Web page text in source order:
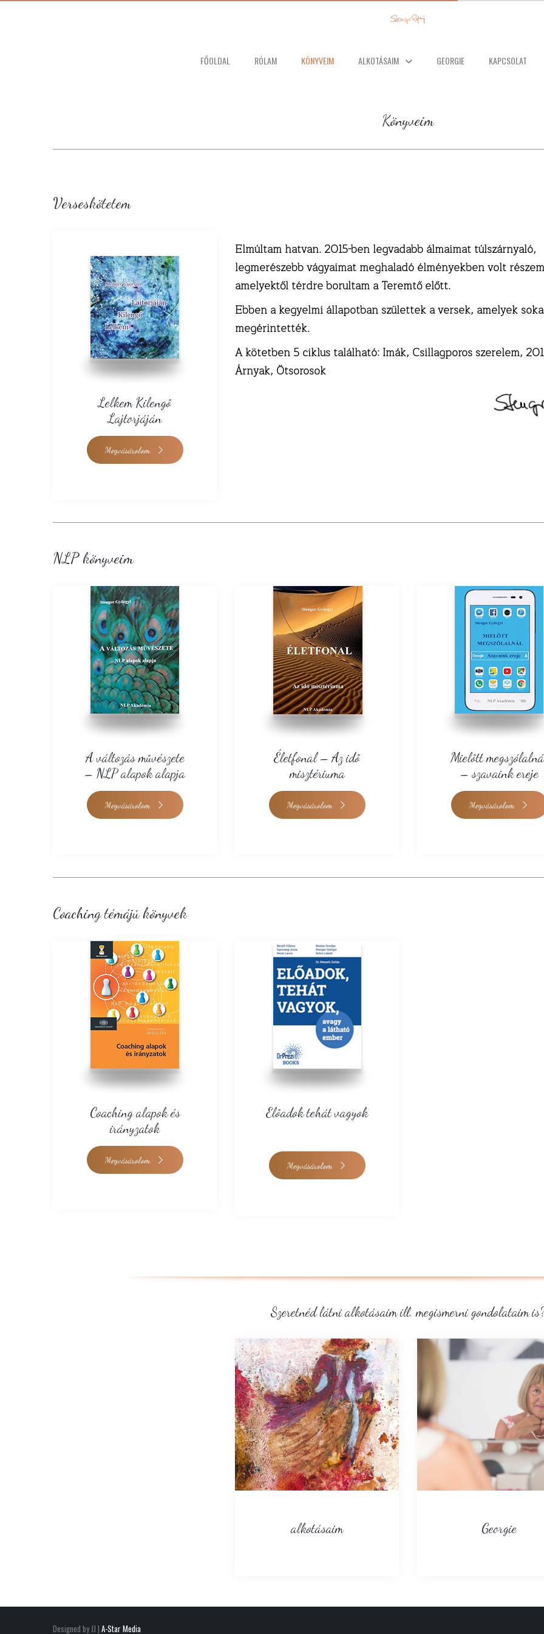
FŐOLDAL RÓLAM KÖNYVEIM ALKOTÁSAIM GEORGIE KAPCSOLAT
Könyveim
Verseskötetem
Lelkem Kilengő
Lajtorjáján
Megvásárolom
Elmúltam hatvan. 2015-ben legvadabb álmaimat túlszárnyaló,
legmerészebb vágyaimat meghaladó élményekben volt
amelyektől térdre borultam a Teremtő előtt.
Ebben a kegyelmi állapotban születtek a versek, amelyek
megérintették.
A kötetben 5 ciklus található: Imák, Csillagporos szerelem,
Árnyak, Ötsorosok
NLP könyveim
A változás művészete
– NLP alapok alapja
Megvásárolom
Életfonal – Az idő
misztériuma
Megvásárolom
Mielőtt
– szavaink ereje
Megvásárolom
Coaching témájú könyvek
Coaching alapok és
irányzatok
Megvásárolom
Előadok tehát vagyok
Megvásárolom
Szeretnéd látni alkotásaim ill. megismerni gondolataim
alkotásaim Georgie
Designed by JJ | A-Star Media